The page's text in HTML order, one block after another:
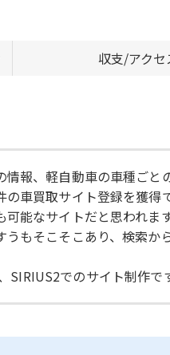
収支/アクセ
報、軽自動車の車種ごと
車買取サイト登録を獲得
能なサイトだと思われます
もそこそこあり、検索
SIRIUS2でのサイト制作